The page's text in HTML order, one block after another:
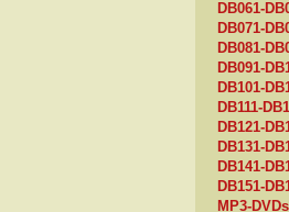
DB061-
DB071-
DB081-
DB091-
DB101-
DB111-
DB121-
DB131-
DB141-
DB151-
MP3-DVDs